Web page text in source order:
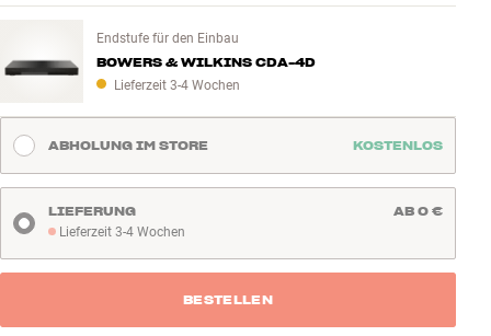
Endstufe für den Einbau
BOWERS & WILKINS CDA-4D
Lieferzeit 3-4 Wochen
ABHOLUNG IM STORE KOSTENLOS
Lieferzeit 3-4 Wochen
Lieferzeit 3-4 Wochen
LIEFERUNG AB 0 €
BESTELLEN